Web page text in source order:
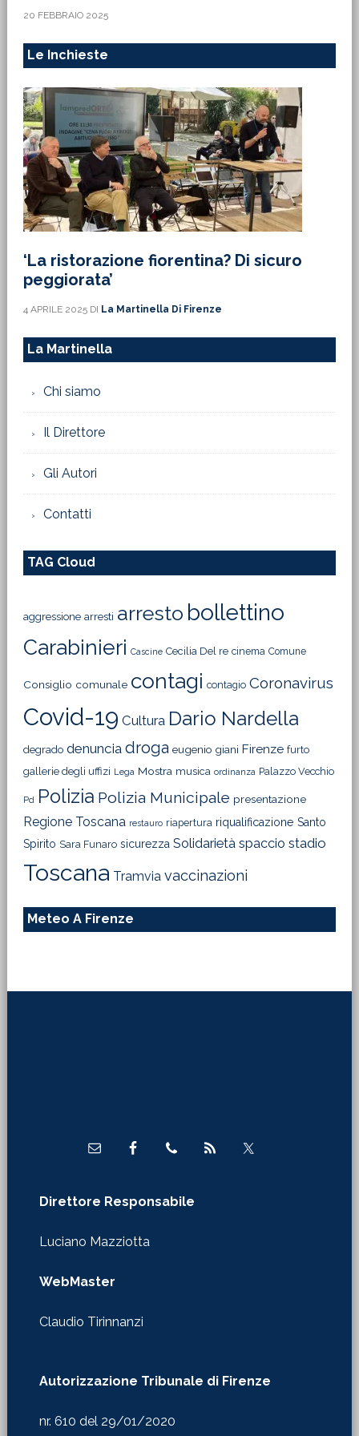
20 FEBBRAIO 2025
Le Inchieste
‘La ristorazione fiorentina? Di sicuro
peggiorata’
4 APRILE 2025DI La Martinella Di Firenze
La Martinella
Chi siamo
Il Direttore
Gli Autori
Contatti
TAG Cloud
aggressione arresti arresto bollettino
Carabinieri Cascine Cecilia Del re cinema Comune
Consiglio comunale contagi contagio Coronavirus
Covid-19 Cultura Dario Nardella
degrado denuncia droga eugenio giani Firenze furto
gallerie degli uffizi Lega Mostra musica ordinanza Palazzo Vecchio
Pd Polizia Polizia Municipale presentazione
Regione Toscana restauro riapertura riqualificazione Santo
Spirito Sara Funaro sicurezza Solidarietà spaccio stadio
Toscana Tramvia vaccinazioni
Meteo A Firenze
WebMaster
Claudio Tirinnanzi
Redazione in Firenze
Via Castelfidardo 24